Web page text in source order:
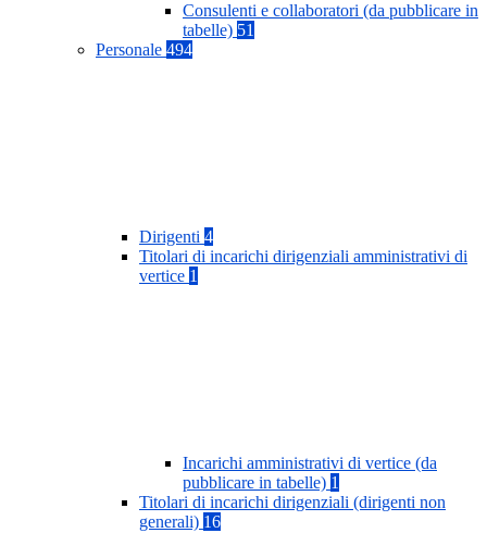
Consulenti e collaboratori (da pubblicare in
tabelle) 51
Personale 494
Dirigenti 4
Titolari di incarichi dirigenziali amministrativi di
vertice 1
Incarichi amministrativi di vertice (da
pubblicare in tabelle) 1
Titolari di incarichi dirigenziali (dirigenti non
generali) 16